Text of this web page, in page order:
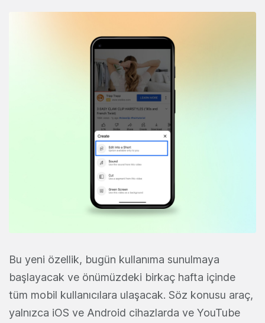
Bu yeni özellik, bugün kullanıma sunulmaya
başlayacak ve önümüzdeki birkaç hafta içinde
tüm mobil kullanıcılara ulaşacak. Söz konusu araç,
yalnızca iOS ve Android cihazlarda ve YouTube